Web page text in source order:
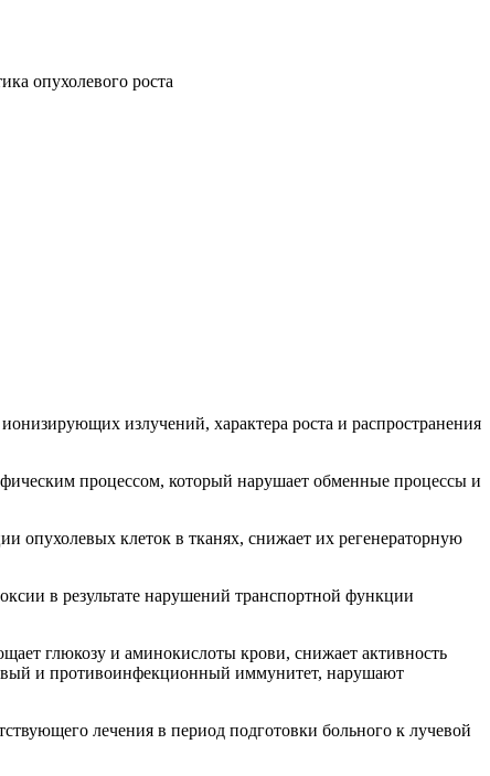
опухолевого роста
излучений, характера роста и распространения
процессом, который нарушает обменные процессы и
опухолевых клеток в тканях, снижает их регенераторную
в результате нарушений транспортной функции
глюкозу и аминокислоты крови, снижает активность
и противоинфекционный иммунитет, нарушают
лечения в период подготовки больного к лучевой